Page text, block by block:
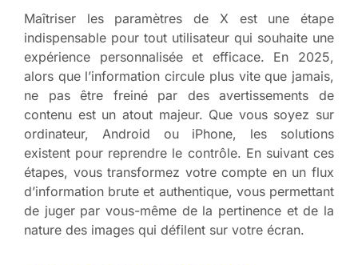
Maîtriser les paramètres de X est une étape
indispensable pour tout utilisateur qui souhaite une
expérience personnalisée et efficace. En 2025,
alors que l’information circule plus vite que jamais,
ne pas être freiné par des avertissements de
contenu est un atout majeur. Que vous soyez sur
ordinateur, Android ou iPhone, les solutions
existent pour reprendre le contrôle. En suivant ces
étapes, vous transformez votre compte en un flux
d’information brute et authentique, vous permettant
de juger par vous-même de la pertinence et de la
nature des images qui défilent sur votre écran.